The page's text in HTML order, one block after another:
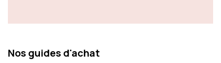
Nos guides d'achat